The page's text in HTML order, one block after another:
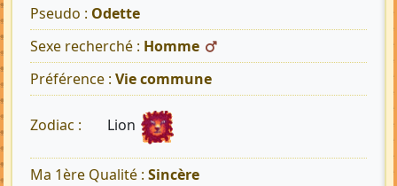
Pseudo : Odette
Sexe recherché : Homme
Préférence : Vie commune
Zodiac : Lion
Ma 1ère Qualité : Sincère